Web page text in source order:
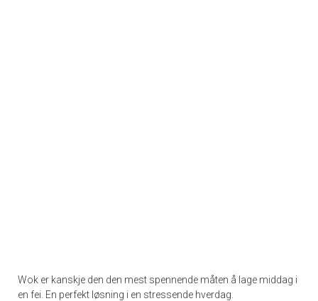
Wok er kanskje den den mest spennende måten å lage middag i
en fei. En perfekt løsning i en stressende hverdag.